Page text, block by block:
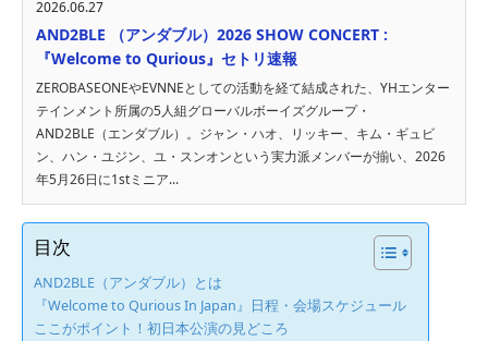
2026.06.27
AND2BLE （アンダブル）2026 SHOW CONCERT :
『Welcome to Qurious』セトリ速報
ZEROBASEONEやEVNNEとしての活動を経て結成された、YHエンター
テインメント所属の5人組グローバルボーイズグループ・
AND2BLE（エンダブル）。ジャン・ハオ、リッキー、キム・ギュビ
ン、ハン・ユジン、ユ・スンオンという実力派メンバーが揃い、2026
年5月26日に1stミニア...
目次
AND2BLE（アンダブル）とは
『Welcome to Qurious In Japan』日程・会場スケジュール
ここがポイント！初日本公演の見どころ